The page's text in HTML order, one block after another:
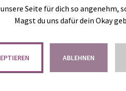
Das könnte dir auch
Seite für dich so angenehm,
Magst du uns dafür dein Okay
ABLEHNEN